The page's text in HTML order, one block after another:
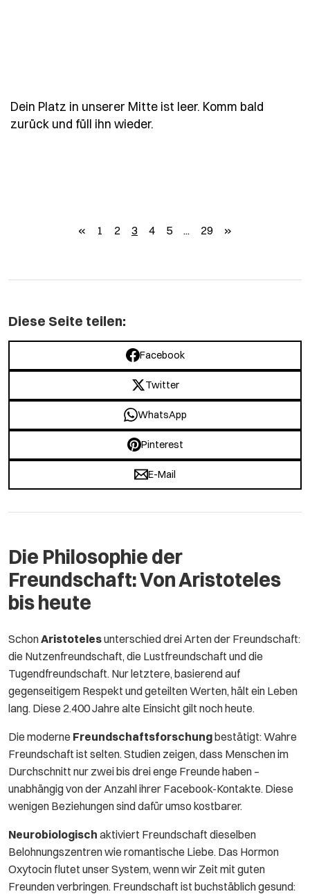
Dein Platz in unserer Mitte ist leer. Komm bald
zurück und füll ihn wieder.
« zurück
1 2 3 4 5 ... 29 »
Diese Seite teilen:
Facebook
Twitter
WhatsApp
Pinterest
E-Mail
Die Philosophie der
Freundschaft: Von Aristoteles
bis heute
SchonAristotelesunterschied drei Arten der Freundschaft:
die Nutzenfreundschaft, die Lustfreundschaft und die
Tugendfreundschaft. Nur letztere, basierend auf
gegenseitigem Respekt und geteilten Werten, hält ein Leben
lang. Diese 2.400 Jahre alte Einsicht gilt noch heute.
Die moderne Freundschaftsforschungbestätigt: Wahre
Freundschaft ist selten. Studien zeigen, dass Menschen im
Durchschnitt nur zwei bis drei enge Freunde haben –
unabhängig von der Anzahl ihrer Facebook-Kontakte. Diese
wenigen Beziehungen sind dafür umso kostbarer.
Neurobiologisch aktiviert Freundschaft dieselben
Belohnungszentren wie romantische Liebe. Das Hormon
Oxytocin flutet unser System, wenn wir Zeit mit guten
Freunden verbringen. Freundschaft ist buchstäblich gesund: